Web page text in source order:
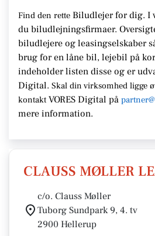
Find den rette Biludlejer for dig. I
du biludlejningsfirmaer.
biludlejere og leasingselskaber
brug for en låne bil, lejebil på
indeholder listen disse og er
Digital. Skal din virksomhed ligge
kontakt VORES Digital på
mere information.
CLAUSS MØLLER
c/o. Clauss Møller
Tuborg Sundpark 9, 4. tv
2900 Hellerup